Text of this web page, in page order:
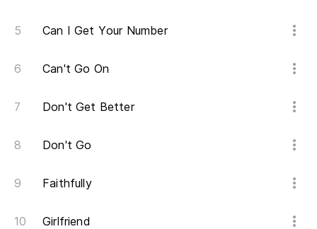
Can I Get Your Number
Can't Go On
Don't Get Better
Don't Go
Faithfully
Girlfriend